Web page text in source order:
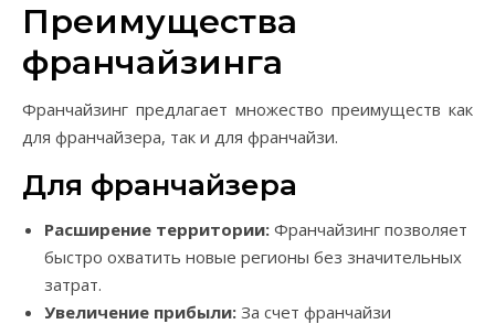
Преимущества
франчайзинга
Франчайзинг предлагает множество преимуществ как
для франчайзера, так и для франчайзи.
Для франчайзера
Расширение территории: Франчайзинг позволяет
быстро охватить новые регионы без значительных
затрат.
Увеличение прибыли: За счет франчайзи